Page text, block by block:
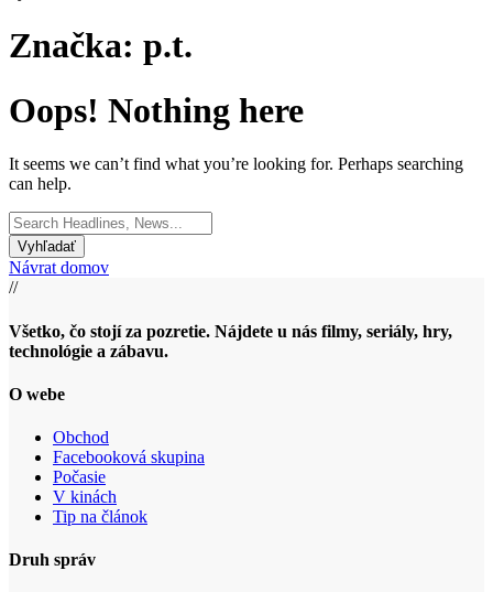
Značka: p.t.
Oops! Nothing here
It seems we can’t find what you’re looking for. Perhaps searching
can help.
Search
for:
Návrat domov
//
Všetko, čo stojí za pozretie. Nájdete u nás filmy, seriály, hry,
technológie a zábavu.
O webe
Obchod
Facebooková skupina
Počasie
V kinách
Tip na článok
Druh správ